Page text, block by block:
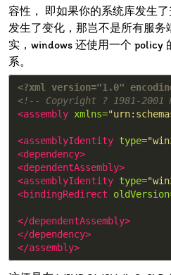
容性， 即如果你的系统库发生
发生了变化，那岂不是所有服
实，windows 还使用一个 policy
系。
<?xml version="1.0"
<!-- Copyright ? 1981-2001
<assembly xmlns=
<assemblyIdentity type=
<dependency>
<dependentAssembly>
<assemblyIdentity type=
<bindingRedirect
</dependentAssembly>
</dependency>
</assembly>